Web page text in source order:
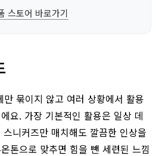
스토어 바로가기
묶이지 않고 여러 상황에서 활용
요. 가장 기본적인 활용은 일상 데
니커즈만 매치해도 깔끔한 인상을
톤으로 맞추면 힘을 뺀 세련된 느낌